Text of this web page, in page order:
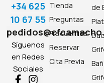
+34 625
10 67 55
Síguenos
en Redes
Sociales
Tienda
Preguntas
Frecuentes
Reservar
Cita Previa
de